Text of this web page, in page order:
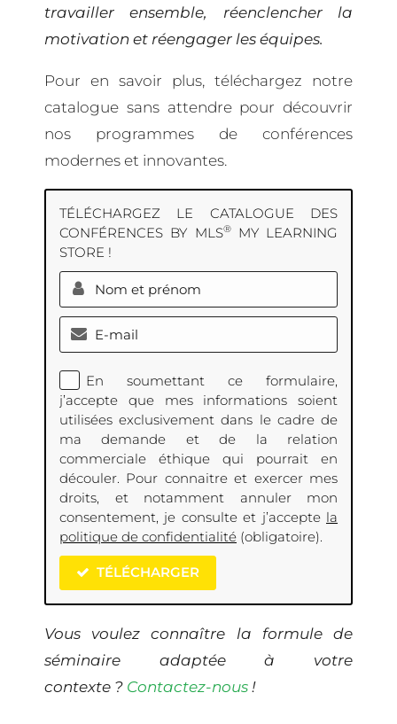
travailler ensemble, réenclencher la
motivation et réengager les équipes.
Pour en savoir plus, téléchargez notre
catalogue sans attendre pour découvrir
nos programmes de conférences
modernes et innovantes.
TÉLÉCHARGEZ LE CATALOGUE DES
CONFÉRENCES BY MLS®MY LEARNING
STORE !
En soumettant ce formulaire,
j’accepte que mes informations soient
utilisées exclusivement dans le cadre de
ma demande et de la relation
commerciale éthique qui pourrait en
découler. Pour connaitre et exercer mes
droits, et notamment annuler mon
consentement, je consulte et j’accepte la
politique de confidentialité (obligatoire).
TÉLÉCHARGER
Vous voulez connaître la formule de
séminaire adaptée à votre
contexte ? Contactez-nous !